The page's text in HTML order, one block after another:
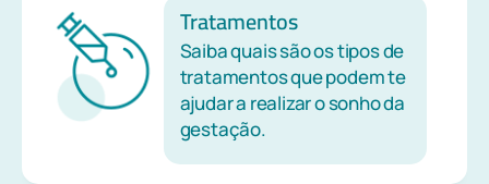
Tratamentos
Saiba quais são os tipos de
tratamentos que podem te
ajudar a realizar o sonho da
gestação.